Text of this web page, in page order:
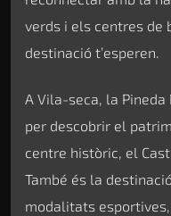
verds i els centres de
destinació t’esperen.
A Vila-seca, la
per descobrir el
centre històric, el
També és la
modalitats